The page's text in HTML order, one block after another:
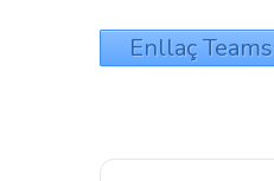
Enllaç Teams